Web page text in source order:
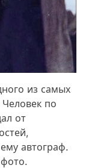
из самых
по
от
автограф.